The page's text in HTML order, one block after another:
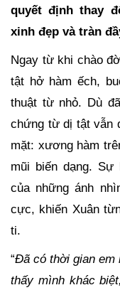
quyết định thay
xinh đẹp và tràn
Ngay từ khi chào
tật hở hàm ếch,
thuật từ nhỏ. Dù
chứng từ dị tật vẫn
mặt: xương hàm
mũi biến dạng.
của những ánh
cực, khiến Xuân
ti.
“Đã có thời gian em
thấy mình khác